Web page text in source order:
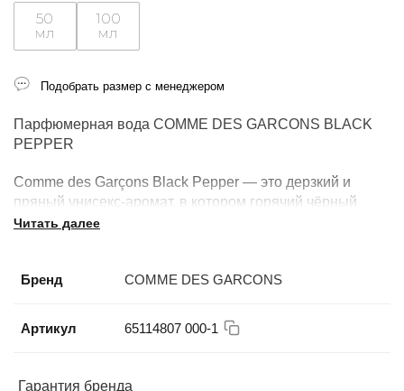
Парфюмерная вода COMME DES GARCONS BLACK
PEPPER
Comme des Garçons Black Pepper — это дерзкий и
пряный унисекс-аромат, в котором горячий чёрный
перец встречается с бархатистой древесиной.
Читать далее
Бренд COMME DES GARCONS
Артикул 65114807 000-1
Гарантия бренда
50
мл
100
мл
Подобрать размер с менеджером